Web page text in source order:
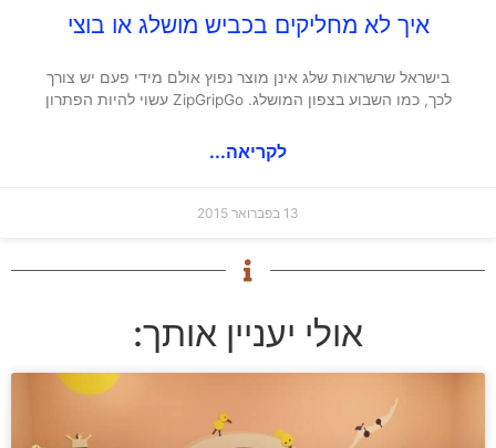
איך לא מחליקים בכביש מושלג או בוצי
בישראל שרשראות שלג אינן מוצר נפוץ אולם מידי פעם יש צורך
לכך, כמו השבוע בצפון המושלג. ZipGripGo עשוי להיות הפתרון
לקריאה...
13 בפברואר 2015
אולי יעניין אותך: